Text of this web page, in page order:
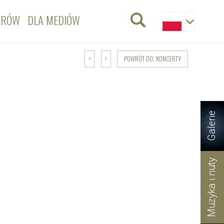
Galerie
Muzyka i nuty
DLA MEDIÓW
< > POWRÓT DO: KONCERTY